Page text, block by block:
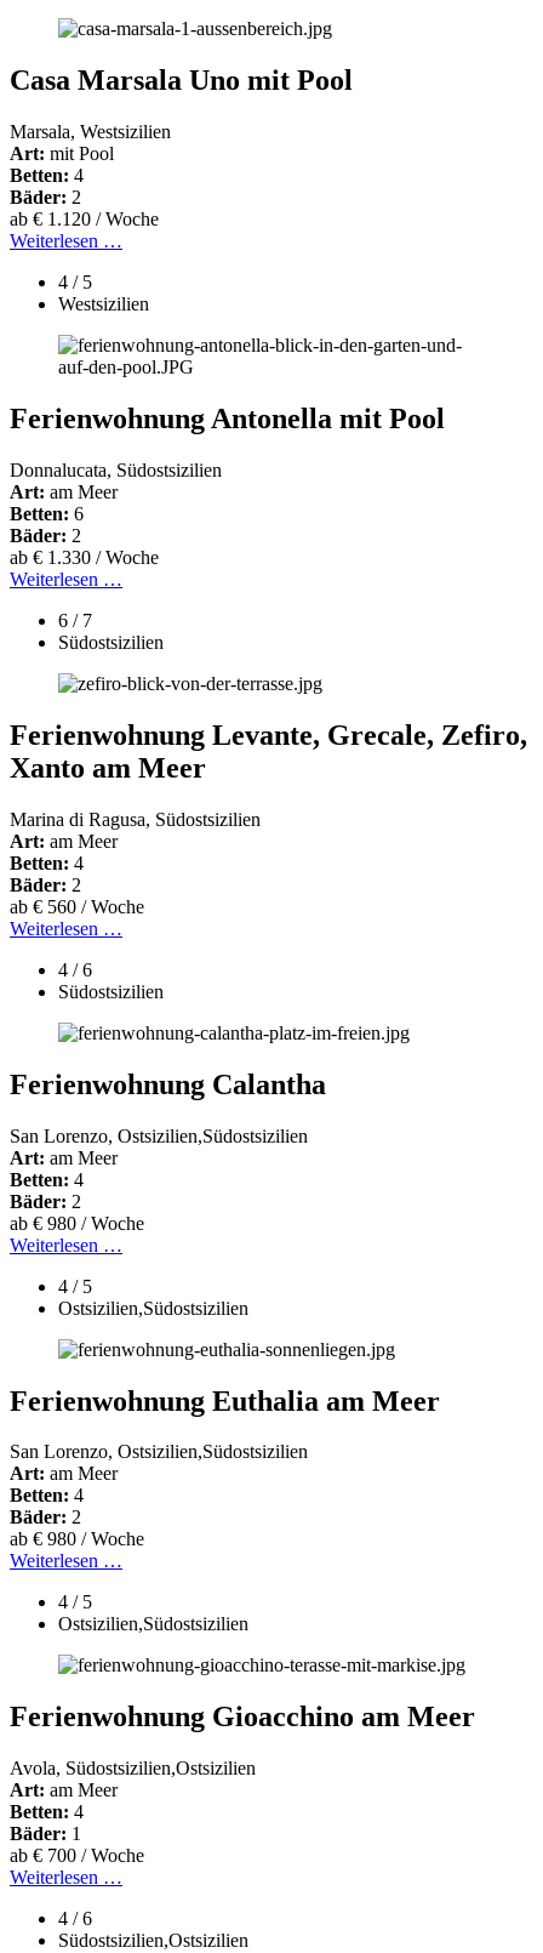
Casa Marsala Uno mit Pool
Marsala, Westsizilien
Art: mit Pool
Betten: 4
Bäder: 2
ab € 1.120 / Woche
Weiterlesen …
4 / 5
Westsizilien
Ferienwohnung Antonella mit Pool
Donnalucata, Südostsizilien
Art: am Meer
Betten: 6
Bäder: 2
ab € 1.330 / Woche
Weiterlesen …
6 / 7
Südostsizilien
Ferienwohnung Levante, Grecale, Zefiro,
Xanto am Meer
Marina di Ragusa, Südostsizilien
Art: am Meer
Betten: 4
Bäder: 2
ab € 560 / Woche
Weiterlesen …
4 / 6
Südostsizilien
Ferienwohnung Calantha
San Lorenzo, Ostsizilien,Südostsizilien
Art: am Meer
Betten: 4
Bäder: 2
ab € 980 / Woche
Weiterlesen …
4 / 5
Ostsizilien,Südostsizilien
Ferienwohnung Euthalia am Meer
San Lorenzo, Ostsizilien,Südostsizilien
Art: am Meer
Betten: 4
Bäder: 2
ab € 980 / Woche
Weiterlesen …
4 / 5
Ostsizilien,Südostsizilien
Ferienwohnung Gioacchino am Meer
Avola, Südostsizilien,Ostsizilien
Art: am Meer
Betten: 4
Bäder: 1
ab € 700 / Woche
Weiterlesen …
4 / 6
Südostsizilien,Ostsizilien